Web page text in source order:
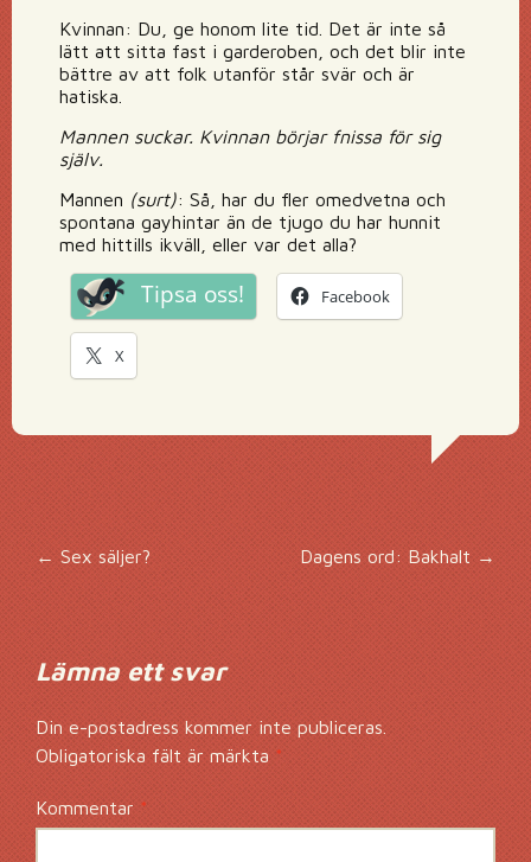
Kvinnan: Du, ge honom lite tid. Det är inte så
lätt att sitta fast i garderoben, och det blir inte
bättre av att folk utanför står svär och är
hatiska.
Mannen suckar. Kvinnan börjar fnissa för sig
själv.
Mannen (surt): Så, har du fler omedvetna och
spontana gayhintar än de tjugo du har hunnit
med hittills ikväll, eller var det alla?
Tipsa oss! Facebook
X
Inläggsnavigering
←Sex säljer? Dagens ord: Bakhalt →
Lämna ett svar
Din e-postadress kommer inte publiceras.
Obligatoriska fält är märkta*
Kommentar*